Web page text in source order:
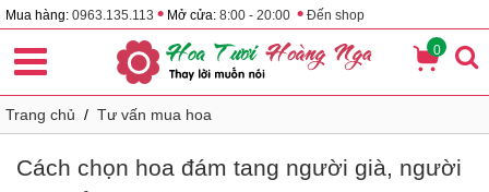
Mua hàng: 0963.135.113 • Mở cửa: 8:00 - 20:00 • Đến shop
0
Trang chủ / Tư vấn mua hoa
Cách chọn hoa đám tang người già, người